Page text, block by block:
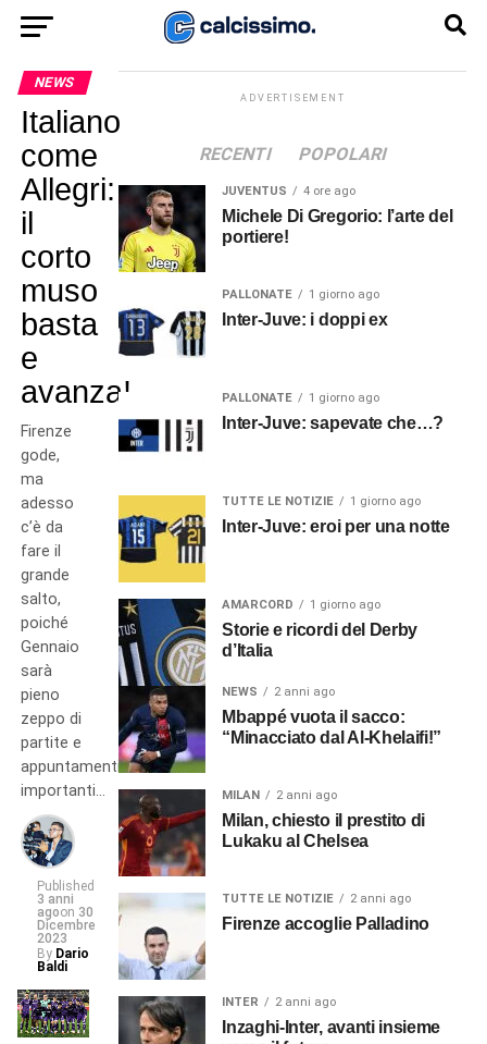
NEWS
Italiano
come
Allegri:
il
corto
muso
basta
e
avanza!
Firenze
gode,
ma
adesso
c’è da
fare il
grande
salto,
poiché
Gennaio
sarà
pieno
zeppo di
partite e
appuntamenti
importanti…
Published
3 anni
agoon 30
Dicembre
2023
By Dario
Baldi
ADVERTISEMENT
RECENTI POPOLARI
JUVENTUS 4 ore ago
Michele Di Gregorio: l’arte del
portiere!
PALLONATE 1 giorno ago
Inter-Juve: i doppi ex
PALLONATE 1 giorno ago
Inter-Juve: sapevate che…?
TUTTE LE NOTIZIE 1 giorno ago
Inter-Juve: eroi per una notte
AMARCORD 1 giorno ago
Storie e ricordi del Derby
d’Italia
NEWS 2 anni ago
Mbappé vuota il sacco:
“Minacciato dal Al-Khelaifi!”
MILAN 2 anni ago
Milan, chiesto il prestito di
Lukaku al Chelsea
TUTTE LE NOTIZIE 2 anni ago
Firenze accoglie Palladino
INTER 2 anni ago
Inzaghi-Inter, avanti insieme